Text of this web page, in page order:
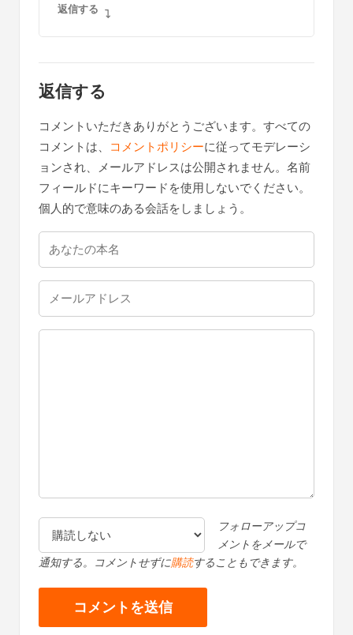
返信する
返信する
コメントいただきありがとうございます。すべての
コメントは、 コメントポリシーに従ってモデレーシ
ョンされ、メールアドレスは公開されません。名前
フィールドにキーワードを使用しないでください。
個人的で意味のある会話をしましょう。
フォローアップコ
メントをメールで
通知する。コメントせずに購読することもできます。